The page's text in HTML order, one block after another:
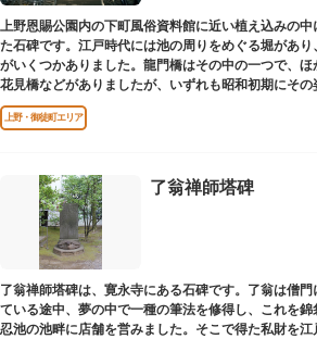
上野恩賜公園内の下町風俗資料館に近い植え込みの
た石碑です。江戸時代には池の周りをめぐる堀があ
がいくつかありました。龍門橋はその中の一つで、ほ
花見橋などがありましたが、いずれも昭和初期にそ
碑にその名残がわずかに残るだけです。
上野・御徒町エリア
了翁禅師塔碑
了翁禅師塔碑は、寛永寺にある石碑です。了翁は僧
ている途中、夢の中で一種の筆法を修得し、これを
忍池の池畔に店舗を営みました。そこで得た私財を